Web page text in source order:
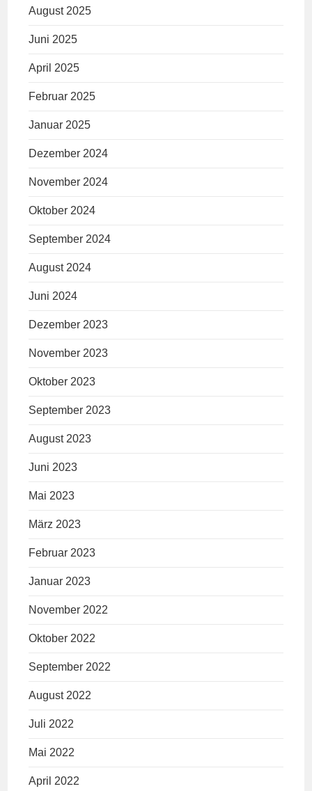
August 2025
Juni 2025
April 2025
Februar 2025
Januar 2025
Dezember 2024
November 2024
Oktober 2024
September 2024
August 2024
Juni 2024
Dezember 2023
November 2023
Oktober 2023
September 2023
August 2023
Juni 2023
Mai 2023
März 2023
Februar 2023
Januar 2023
November 2022
Oktober 2022
September 2022
August 2022
Juli 2022
Mai 2022
April 2022